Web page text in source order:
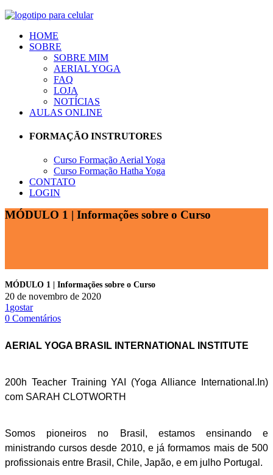
HOME
SOBRE
SOBRE MIM
AERIAL YOGA
FAQ
LOJA
NOTÍCIAS
AULAS ONLINE
FORMAÇÃO INSTRUTORES
Curso Formação Aerial Yoga
Curso Formação Hatha Yoga
CONTATO
LOGIN
MÓDULO 1 | Informações sobre o Curso
MÓDULO 1 | Informações sobre o Curso
20 de novembro de 2020
1gostar
0 Comentários
AERIAL YOGA BRASIL INTERNATIONAL INSTITUTE
200h Teacher Training YAI (Yoga Alliance International.In)
com SARAH CLOTWORTH
Somos pioneiros no Brasil, estamos ensinando e
ministrando cursos desde 2010, e já formamos mais de 500
profissionais entre Brasil, Chile, Japão, e em julho Portugal.